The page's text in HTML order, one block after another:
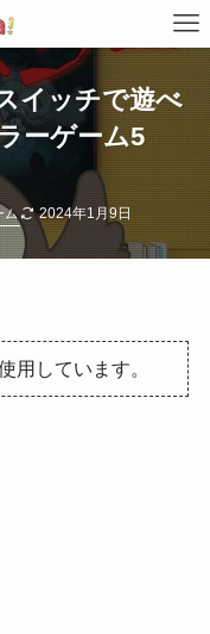
イッチで遊べ
ーゲーム5
ム 2024年1月9日
用しています。